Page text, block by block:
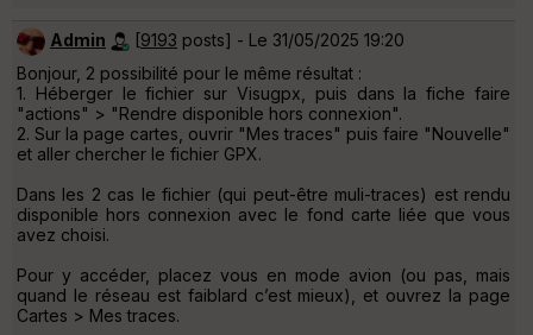
Admin [9193 posts] - Le 31/05/2025 19:20
Bonjour, 2 possibilité pour le même résultat :
1. Héberger le fichier sur Visugpx, puis dans la fiche faire
"actions" > "Rendre disponible hors connexion".
2. Sur la page cartes, ouvrir "Mes traces" puis faire "Nouvelle"
et aller chercher le fichier GPX.
Dans les 2 cas le fichier (qui peut-être muli-traces) est rendu
disponible hors connexion avec le fond carte liée que vous
avez choisi.
Pour y accéder, placez vous en mode avion (ou pas, mais
quand le réseau est faiblard c’est mieux), et ouvrez la page
Cartes > Mes traces.